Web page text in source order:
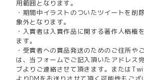
用範囲となります。
・期間中イラストのついたツイートを削
象外となります。
・入賞者は入賞作品に関する著作人格権
ます。
・受賞者への賞品発送のためのご住所や
は、当フォームでご記入頂いたアドレス
ブよりご連絡させて頂きます。または